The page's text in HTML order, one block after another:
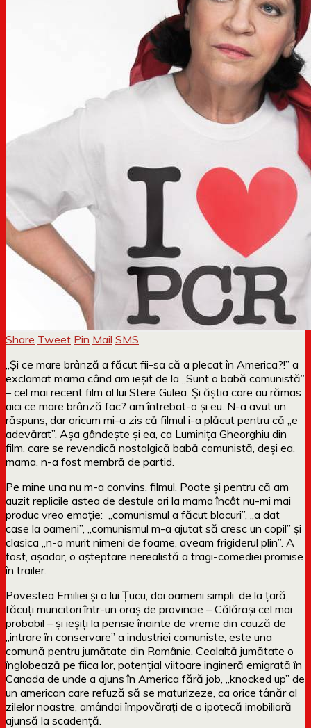
Share Tweet Pin Mail SMS
„Și ce mare brânză a făcut fii-sa că a plecat în America?!” a
exclamat mama când am ieșit de la „Sunt o babă comunistă”
– cel mai recent film al lui Stere Gulea. Și ăștia care au rămas
aici ce mare brânză fac? am întrebat-o și eu. N-a avut un
răspuns, dar oricum mi-a zis că filmul i-a plăcut pentru că „e
adevărat”. Așa gândește și ea, ca Luminița Gheorghiu din
film, care se revendică nostalgică babă comunistă, deși ea,
mama, n-a fost membră de partid.
Pe mine una nu m-a convins, filmul. Poate și pentru că am
auzit replicile astea de destule ori la mama încât nu-mi mai
produc vreo emoție: „comunismul a făcut blocuri”, „a dat
case la oameni”, „comunismul m-a ajutat să cresc un copil” și
clasica „n-a murit nimeni de foame, aveam frigiderul plin”. A
fost, așadar, o așteptare nerealistă a tragi-comediei promise
în trailer.
Povestea Emiliei și a lui Țucu, doi oameni simpli, de la țară,
făcuți muncitori într-un oraș de provincie – Călărași cel mai
probabil – și ieșiți la pensie înainte de vreme din cauză de
„intrare în conservare” a industriei comuniste, este una
comună pentru jumătate din Românie. Cealaltă jumătate o
înglobează pe fiica lor, potențial viitoare ingineră emigrată în
Canada de unde a ajuns în America fără job, „knocked up” de
un american care refuză să se maturizeze, ca orice tânăr al
zilelor noastre, amândoi împovărați de o ipotecă imobiliară
ajunsă la scadență.